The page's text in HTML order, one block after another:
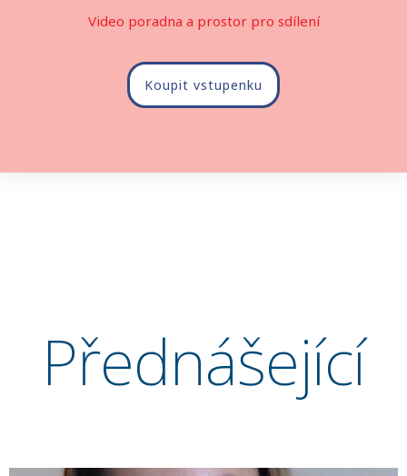
Video poradna a prostor pro sdílení
Koupit vstupenku
Přednášející